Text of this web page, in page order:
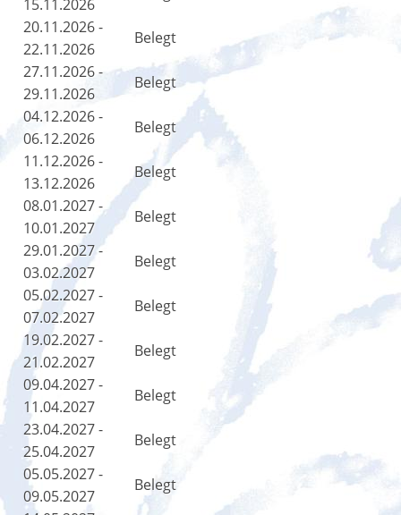
15.11.2026
20.11.2026 -
22.11.2026
Belegt
27.11.2026 -
29.11.2026
Belegt
04.12.2026 -
06.12.2026
Belegt
11.12.2026 -
13.12.2026
Belegt
08.01.2027 -
10.01.2027
Belegt
29.01.2027 -
03.02.2027
Belegt
05.02.2027 -
07.02.2027
Belegt
19.02.2027 -
21.02.2027
Belegt
09.04.2027 -
11.04.2027
Belegt
23.04.2027 -
25.04.2027
Belegt
05.05.2027 -
09.05.2027
Belegt